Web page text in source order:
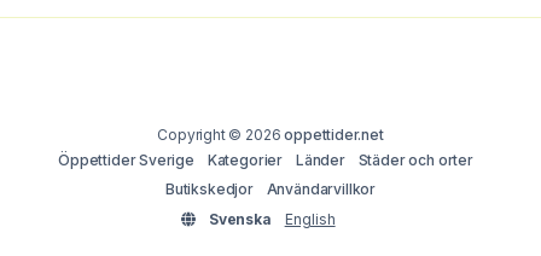
Copyright © 2026oppettider.net
Öppettider Sverige
Kategorier Länder
Städer och orter
Butikskedjor
Användarvillkor
Svenska
English